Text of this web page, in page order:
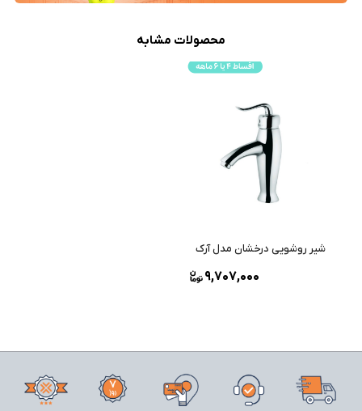
محصولات مشابه
شیر روشویی درخشان مدل آرک
9,707,000